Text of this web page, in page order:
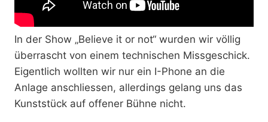
In der Show „Believe it or not“ wurden wir völlig
überrascht von einem technischen Missgeschick.
Eigentlich wollten wir nur ein I-Phone an die
Anlage anschliessen, allerdings gelang uns das
Kunststück auf offener Bühne nicht.